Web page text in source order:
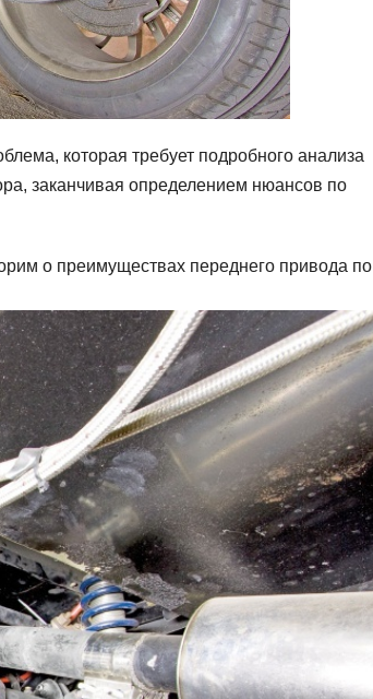
которая требует подробного анализа
заканчивая определением нюансов по
о преимуществах переднего привода по